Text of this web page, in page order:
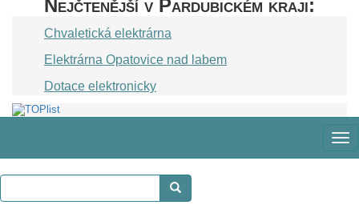
Nejčtenější v Pardubickém kraji:
Chvaletická elektrárna
Elektrárna Opatovice nad labem
Dotace elektronicky